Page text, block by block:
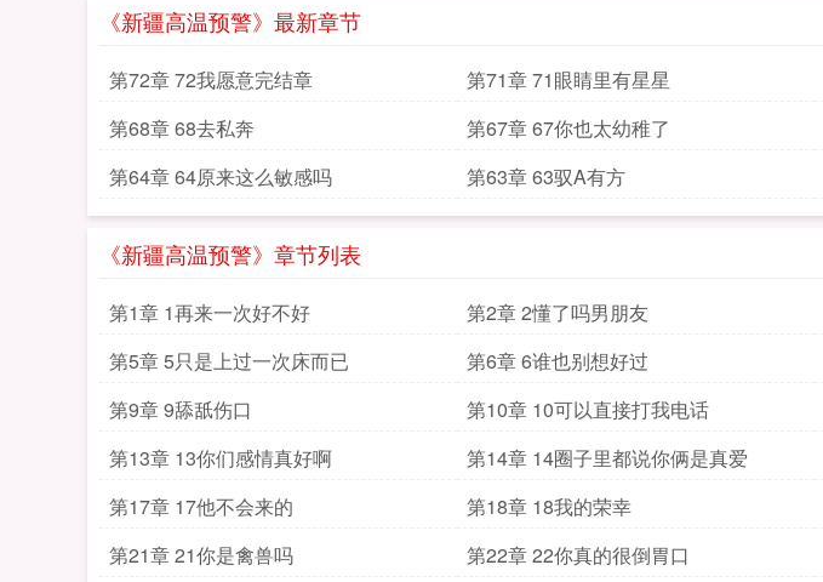
《新疆高温预警》最新章节
第72章 72我愿意完结章 第71章 71眼睛里有星星
第68章 68去私奔
第67章 67你也太幼稚了
第64章 64原来这么敏感吗
第63章 63驭A有方
《新疆高温预警》章节列表
第1章 1再来一次好不好 第2章 2懂了吗男朋友
第5章 5只是上过一次床而已
第6章 6谁也别想好过
第9章 9舔舐伤口
第10章 10可以直接打我电话
第13章 13你们感情真好啊
第14章 14圈子里都说你俩是真爱
第17章 17他不会来的
第18章 18我的荣幸
第21章 21你是禽兽吗
第22章 22你真的很倒胃口